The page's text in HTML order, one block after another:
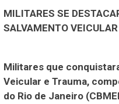
MILITARES SE
SALVAMENTO
Militares que
Veicular e Trauma,
do Rio de Janeiro